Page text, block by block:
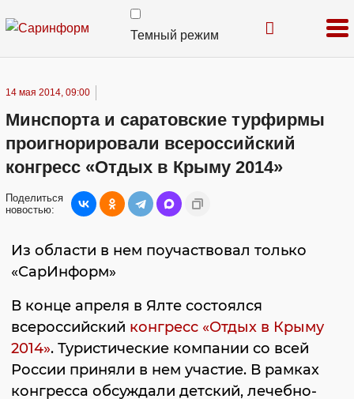
Темный режим
14 мая 2014, 09:00
Минспорта и саратовские турфирмы
проигнорировали всероссийский
конгресс «Отдых в Крыму 2014»
Поделиться
новостью:
Из области в нем поучаствовал только
«СарИнформ»
В конце апреля в Ялте состоялся
всероссийский конгресс «Отдых в Крыму
2014». Туристические компании со всей
России приняли в нем участие. В рамках
конгресса обсуждали детский, лечебно-